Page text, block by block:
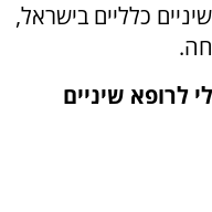
כ- 10,000 רופאי שיניים כלליים בישראל,
לרופא שיניים